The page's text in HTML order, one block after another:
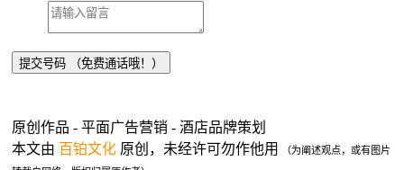
原创作品 - 平面广告营销 - 酒店品牌策划
本文由 百铂文化 原创，未经许可勿作他用
（为阐述观点，或有图片